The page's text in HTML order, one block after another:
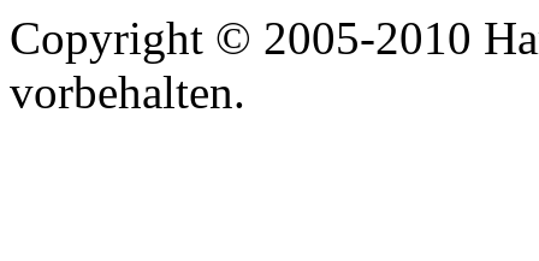
Copyright © 2005-2010
vorbehalten.